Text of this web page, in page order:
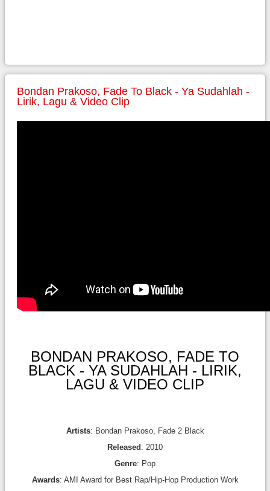
Bondan Prakoso, Fade To Black - Ya Sudahlah -
Lirik, Lagu & Video Clip
BONDAN PRAKOSO, FADE TO
BLACK - YA SUDAHLAH - LIRIK,
LAGU & VIDEO CLIP
Artists: Bondan Prakoso, Fade 2 Black
Released : 2010
Genre: Pop
Awards: AMI Award for Best Rap/Hip-Hop Production Work